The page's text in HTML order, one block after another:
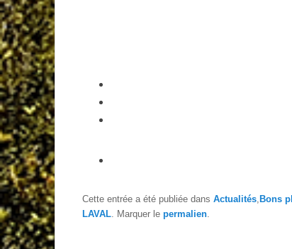
Cette entrée a été publiée dans Actualités, Bons
LAVAL. Marquer le permalien.